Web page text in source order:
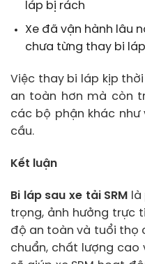
láp bị rách
Xe đã vận hành lâu
chưa từng thay bi láp
Việc thay bi láp kịp
an toàn hơn mà còn
các bộ phận khác như
cầu.
Kết luận
Bi láp sau xe tải SRM
trọng, ảnh hưởng trực
độ an toàn và tuổi thọ
chuẩn, chất lượng